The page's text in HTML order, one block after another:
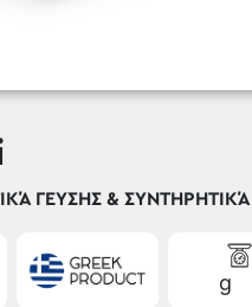
ΓΕΎΣΗΣ & ΣΥΝΤΗΡΗΤΙΚΆ
g